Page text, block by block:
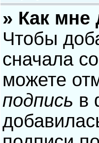
» Как мне
Чтобы
сначала
можете
подпись в